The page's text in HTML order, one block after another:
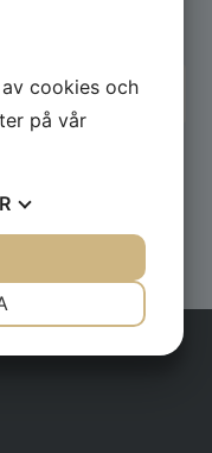
inkorg.
cookies och
på vår